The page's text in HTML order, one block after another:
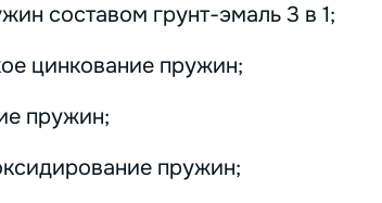
составом грунт-эмаль 3 в 1;
цинкование пружин;
пружин;
пружин;